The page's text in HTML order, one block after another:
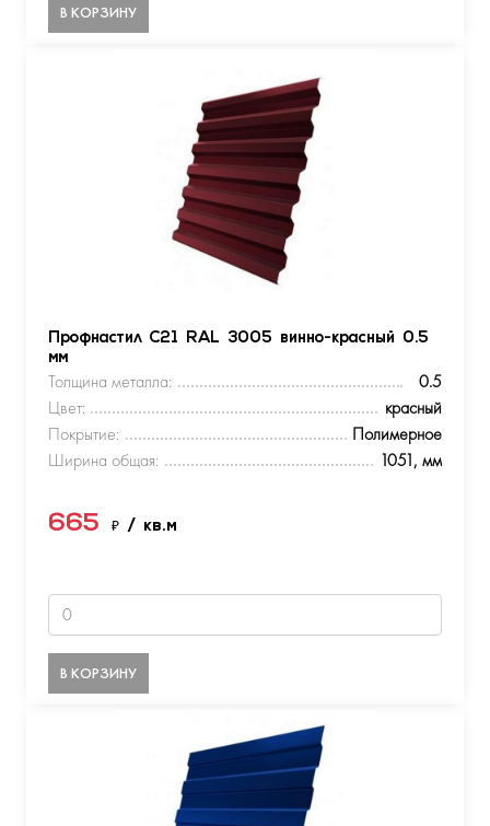
В КОРЗИНУ
Профнастил С21 RAL 3005 винно-красный 0.5
мм
Толщина металла:
0.5
Цвет:
красный
Покрытие:
Полимерное
Ширина общая:
1051, мм
665 ₽ / кв.м
В КОРЗИНУ